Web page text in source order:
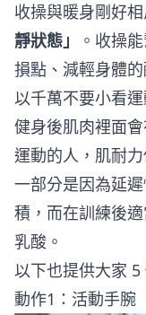
收操與暖身剛好
靜狀態」
。收操
損點、減輕身體
以千萬不要小看
健身後肌肉裡面
運動的人，肌耐
一部分是因為延
積，而在訓練後
乳酸。
以下也提供大家 5
動作1：活動手腕